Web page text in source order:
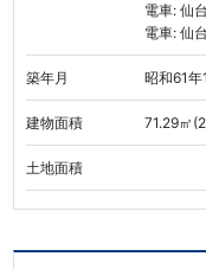
電車: 仙
電車: 仙
築年月 昭和61年
建物面積 71.29㎡
土地面積